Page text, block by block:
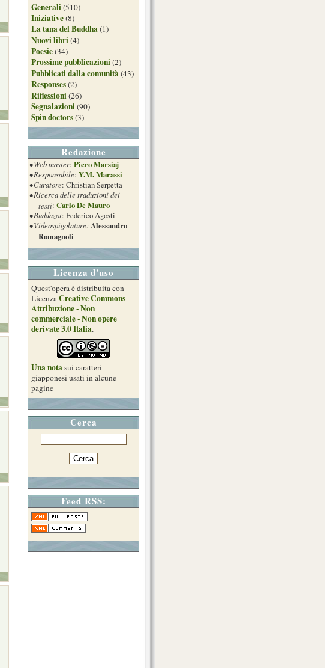
Generali(510)
Iniziative(8)
La tana del Buddha(1)
Nuovi libri(4)
Poesie(34)
Prossime pubblicazioni(2)
Pubblicati dalla comunità(43)
Responses(2)
Riflessioni(26)
Segnalazioni(90)
Spin doctors(3)
Redazione
• Web master: Piero Marsiaj
• Responsabile: Y.M. Marassi
• Curatore: Christian Serpetta
• Ricerca delle traduzioni dei
testi: Carlo De Mauro
• Buddazot: Federico Agosti
• Videospigolature:Alessandro
Romagnoli
Licenza d'uso
Quest'opera è distribuita con
LicenzaCreative Commons
Attribuzione - Non
commerciale - Non opere
derivate 3.0 Italia.
Una notasui caratteri
giapponesi usati in alcune
pagine
Cerca
Feed RSS: